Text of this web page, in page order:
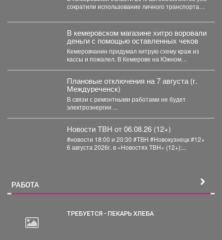
сократили использование личного транспорта
В кемеровском магазине хитро воровали
деньги с помощью оставленных чеков
Кемеровчанин придумал хитрую схему краж из
кассы и пожалел. В Кемерове на Южном
Плановые отключения на 7 августа (г.
Междуреченск)
В связи с ремонтными работами не будет
электроэнергии ...
Новости ТВН от 06.08.26 (12+)
#новости 18:00 и 20:30 #ТВН #Новокузнецк #12+
6 августа 2026г. в «Новостях ТВН» (12+):...
РАБОТА
ТРЕБУЕТСЯ - ПЕКАРЬ ХЛЕБА